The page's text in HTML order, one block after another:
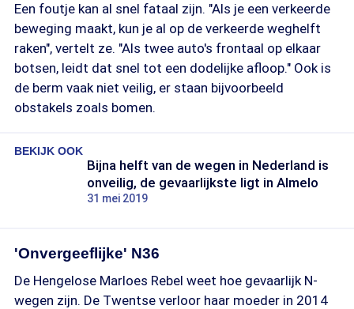
Een foutje kan al snel fataal zijn. "Als je een verkeerde
beweging maakt, kun je al op de verkeerde weghelft
raken", vertelt ze. "Als twee auto's frontaal op elkaar
botsen, leidt dat snel tot een dodelijke afloop." Ook is
de berm vaak niet veilig, er staan bijvoorbeeld
obstakels zoals bomen.
BEKIJK OOK
Bijna helft van de wegen in Nederland is
onveilig, de gevaarlijkste ligt in Almelo
31 mei 2019
'Onvergeeflijke' N36
De Hengelose Marloes Rebel weet hoe gevaarlijk N-
wegen zijn. De Twentse verloor haar moeder in 2014